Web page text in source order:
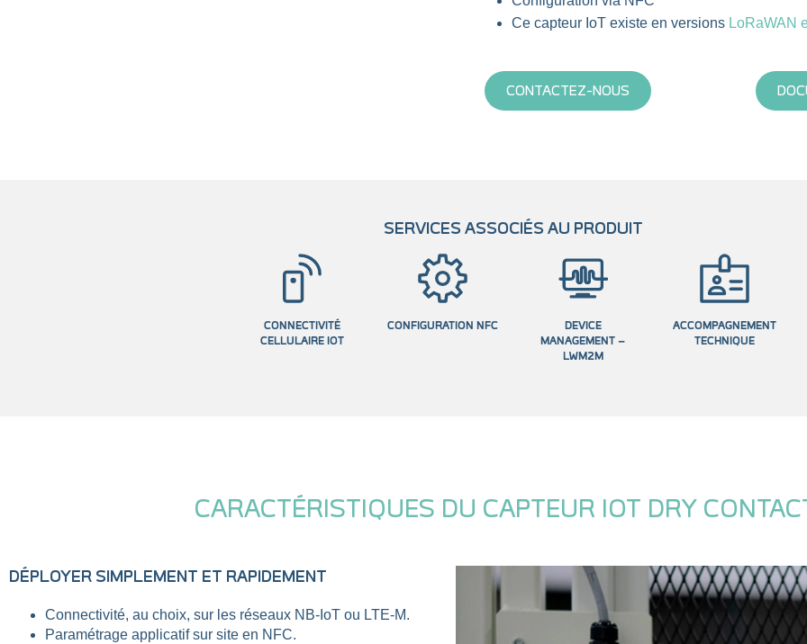
Ce capteur IoT existe en versions LoRaWAN
CONTACTEZ-NOUS
SERVICES ASSOCIÉS AU PRODUIT
CONNECTIVITÉ
CELLULAIRE IOT
CONFIGURATION NFC
DEVICE
MANAGEMENT –
LWM2M
ACCOMPAGNEMENT
TECHNIQUE
CARACTÉRISTIQUES DU CAPTEUR IOT DRY
DÉPLOYER SIMPLEMENT ET RAPIDEMENT
Connectivité, au choix, sur les réseaux NB-IoT ou LTE-M.
Paramétrage applicatif sur site en NFC.